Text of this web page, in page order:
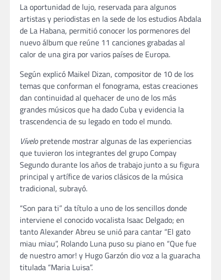
La oportunidad de lujo, reservada para algunos
artistas y periodistas en la sede de los estudios Abdala
de La Habana, permitió conocer los pormenores del
nuevo álbum que reúne 11 canciones grabadas al
calor de una gira por varios países de Europa.
Según explicó Maikel Dizan, compositor de 10 de los
temas que conforman el fonograma, estas creaciones
dan continuidad al quehacer de uno de los más
grandes músicos que ha dado Cuba y evidencia la
trascendencia de su legado en todo el mundo.
Vívelopretende mostrar algunas de las experiencias
que tuvieron los integrantes del grupo Compay
Segundo durante los años de trabajo junto a su figura
principal y artífice de varios clásicos de la música
tradicional, subrayó.
“Son para ti” da título a uno de los sencillos donde
interviene el conocido vocalista Isaac Delgado; en
tanto Alexander Abreu se unió para cantar “El gato
miau miau”, Rolando Luna puso su piano en “Que fue
de nuestro amor! y Hugo Garzón dio voz a la guaracha
titulada “Maria Luisa”.